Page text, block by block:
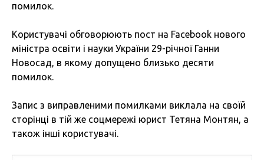
помилок.
Користувачі обговорюють пост на Facebook нового
міністра освіти і науки України 29-річної Ганни
Новосад, в якому допущено близько десяти
помилок.
Запис з виправленими помилками виклала на своїй
сторінці в тій же соцмережі юрист Тетяна Монтян, а
також інші користувачі.